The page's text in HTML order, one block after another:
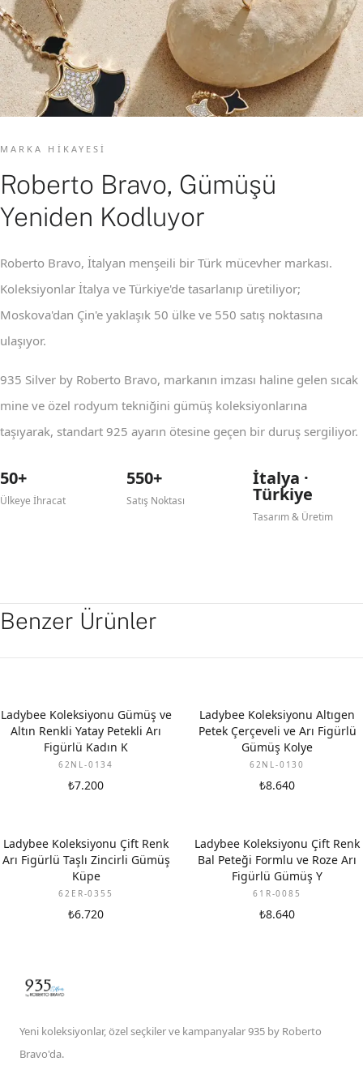
MARKA HIKAYESI
Roberto Bravo, Gümüşü
Yeniden Kodluyor
Roberto Bravo, İtalyan menşeili bir Türk mücevher markası.
Koleksiyonlar İtalya ve Türkiye'de tasarlanıp üretiliyor;
Moskova'dan Çin'e yaklaşık 50 ülke ve 550 satış noktasına
ulaşıyor.
935 Silver by Roberto Bravo, markanın imzası haline gelen sıcak
mine ve özel rodyum tekniğini gümüş koleksiyonlarına
taşıyarak, standart 925 ayarın ötesine geçen bir duruş sergiliyor.
50+
Ülkeye İhracat
550+
Satış Noktası
İtalya ·
Türkiye
Tasarım & Üretim
Benzer Ürünler
Ladybee Koleksiyonu Gümüş ve
Altın Renkli Yatay Petekli Arı
Figürlü Kadın K
62NL-0134
₺7.200
Ladybee Koleksiyonu Altıgen
Petek Çerçeveli ve Arı Figürlü
Gümüş Kolye
62NL-0130
₺8.640
Ladybee Koleksiyonu Çift Renk
Arı Figürlü Taşlı Zincirli Gümüş
Küpe
62ER-0355
₺6.720
Ladybee Koleksiyonu Çift Renk
Bal Peteği Formlu ve Roze Arı
Figürlü Gümüş Y
61R-0085
₺8.640
Yeni koleksiyonlar, özel seçkiler ve kampanyalar 935 by Roberto
Bravo'da.